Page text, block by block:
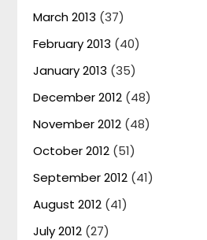
March 2013 (37)
February 2013 (40)
January 2013 (35)
December 2012 (48)
November 2012 (48)
October 2012 (51)
September 2012 (41)
August 2012 (41)
July 2012 (27)